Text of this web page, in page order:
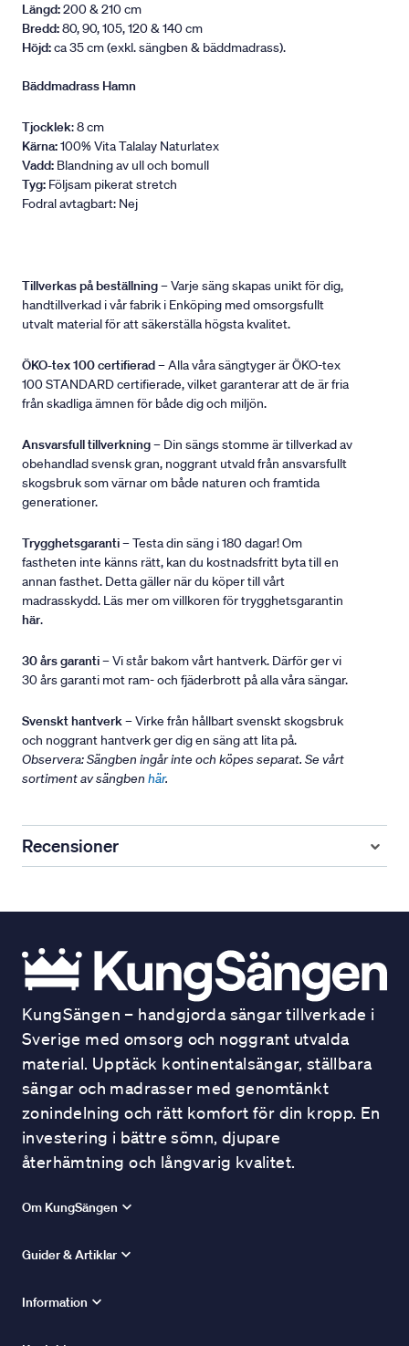
Längd:200 & 210 cm
Bredd:80, 90, 105, 120 & 140 cm
Höjd:ca 35 cm (exkl. sängben & bäddmadrass).
Bäddmadrass Hamn
Tjocklek: 8 cm
Kärna:100% Vita Talalay Naturlatex
Vadd: Blandning av ull och bomull
Tyg: Följsam pikerat stretch
Fodral avtagbart: Nej
Tillverkas på beställning– Varje säng skapas unikt för dig,
handtillverkad i vår fabrik i Enköping med omsorgsfullt
utvalt material för att säkerställa högsta kvalitet.
ÖKO-tex 100 certifierad– Alla våra sängtyger är ÖKO-tex
100 STANDARD certifierade, vilket garanterar att de är fria
från skadliga ämnen för både dig och miljön.
Ansvarsfull tillverkning– Din sängs stomme är tillverkad av
obehandlad svensk gran, noggrant utvald från ansvarsfullt
skogsbruk som värnar om både naturen och framtida
generationer.
Trygghetsgaranti– Testa din säng i 180 dagar! Om
fastheten inte känns rätt, kan du kostnadsfritt byta till en
annan fasthet. Detta gäller när du köper till vårt
madrasskydd. Läs mer om villkoren för trygghetsgarantin
här.
30 års garanti– Vi står bakom vårt hantverk. Därför ger vi
30 års garanti mot ram- och fjäderbrott på alla våra sängar.
Svenskt hantverk– Virke från hållbart svenskt skogsbruk
och noggrant hantverk ger dig en säng att lita på.
Observera: Sängben ingår inte och köpes separat. Se vårt
sortiment av sängben här.
Recensioner
KungSängen – handgjorda sängar tillverkade i
Sverige med omsorg och noggrant utvalda
material. Upptäck kontinentalsängar, ställbara
sängar och madrasser med genomtänkt
zonindelning och rätt komfort för din kropp. En
investering i bättre sömn, djupare
återhämtning och långvarig kvalitet.
Om KungSängen
Guider & Artiklar
Information